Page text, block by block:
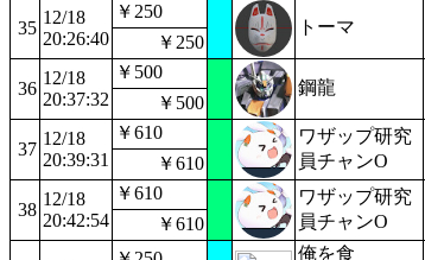
35
12/18
20:26:40
￥250
トーマ
￥250
36
12/18
20:37:32
￥500
鋼龍
￥500
37
12/18
20:39:31
￥610
ワザップ研究
員チャンO
￥610
38
12/18
20:42:54
￥610
ワザップ研究
員チャンO
￥610
俺を食